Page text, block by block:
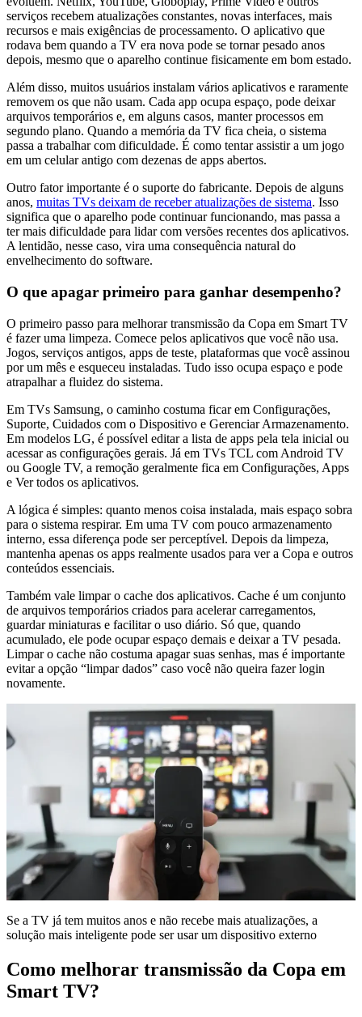
serviços recebem atualizações constantes, novas interfaces, mais
recursos e mais exigências de processamento. O aplicativo que
rodava bem quando a TV era nova pode se tornar pesado anos
depois, mesmo que o aparelho continue fisicamente em bom estado.
Além disso, muitos usuários instalam vários aplicativos e raramente
removem os que não usam. Cada app ocupa espaço, pode deixar
arquivos temporários e, em alguns casos, manter processos em
segundo plano. Quando a memória da TV fica cheia, o sistema
passa a trabalhar com dificuldade. É como tentar assistir a um jogo
em um celular antigo com dezenas de apps abertos.
Outro fator importante é o suporte do fabricante. Depois de alguns
anos, muitas TVs deixam de receber atualizações de sistema. Isso
significa que o aparelho pode continuar funcionando, mas passa a
ter mais dificuldade para lidar com versões recentes dos aplicativos.
A lentidão, nesse caso, vira uma consequência natural do
envelhecimento do software.
O que apagar primeiro para ganhar desempenho?
O primeiro passo para melhorar transmissão da Copa em Smart TV
é fazer uma limpeza. Comece pelos aplicativos que você não usa.
Jogos, serviços antigos, apps de teste, plataformas que você assinou
por um mês e esqueceu instaladas. Tudo isso ocupa espaço e pode
atrapalhar a fluidez do sistema.
Em TVs Samsung, o caminho costuma ficar em Configurações,
Suporte, Cuidados com o Dispositivo e Gerenciar Armazenamento.
Em modelos LG, é possível editar a lista de apps pela tela inicial ou
acessar as configurações gerais. Já em TVs TCL com Android TV
ou Google TV, a remoção geralmente fica em Configurações, Apps
e Ver todos os aplicativos.
A lógica é simples: quanto menos coisa instalada, mais espaço sobra
para o sistema respirar. Em uma TV com pouco armazenamento
interno, essa diferença pode ser perceptível. Depois da limpeza,
mantenha apenas os apps realmente usados para ver a Copa e outros
conteúdos essenciais.
Também vale limpar o cache dos aplicativos. Cache é um conjunto
de arquivos temporários criados para acelerar carregamentos,
guardar miniaturas e facilitar o uso diário. Só que, quando
acumulado, ele pode ocupar espaço demais e deixar a TV pesada.
Limpar o cache não costuma apagar suas senhas, mas é importante
evitar a opção “limpar dados” caso você não queira fazer login
novamente.
Se a TV já tem muitos anos e não recebe mais atualizações, a
solução mais inteligente pode ser usar um dispositivo externo
Como melhorar transmissão da Copa em
Smart TV?